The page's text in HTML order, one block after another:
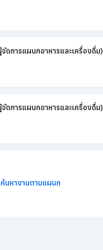
การแผนกอาหารและเครื่องดื่ม)
การแผนกอาหารและเครื่องดื่ม)
ค้นหางานตามแผนก